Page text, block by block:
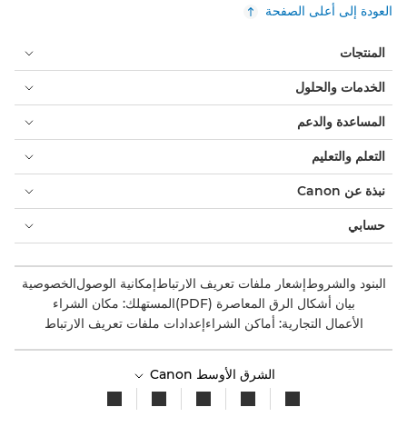
العودة إلى أعلى الصفحة
المنتجات
الخدمات والحلول
المساعدة والدعم
التعلم والتعليم
نبذة عن Canon
حسابي
البنود والشروطإشعار ملفات تعريف الارتباطإمكانية الوصولالخصوصية
بيان أشكال الرق المعاصرة (PDF)
المستهلك: مكان الشراء
الأعمال التجارية: أماكن الشراءإعدادات ملفات تعريف الارتباط
الشرق الأوسط Canon